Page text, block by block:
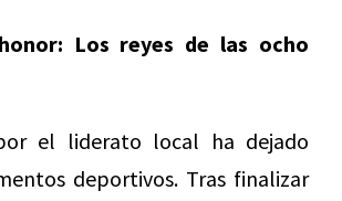
Los reyes de las ocho
el liderato local ha dejado
deportivos. Tras finalizar